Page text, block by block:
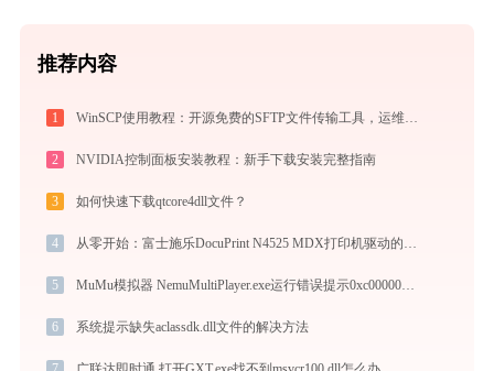
推荐内容
1 WinSCP使用教程：开源免费的SFTP文件传输工具，运维必备远程管理利器
2 NVIDIA控制面板安装教程：新手下载安装完整指南
3 如何快速下载qtcore4dll文件？
4
5 MuMu模拟器 NemuMultiPlayer.exe运行错误提示0xc000007b的解决办法
6 系统提示缺失aclassdk.dll文件的解决方法